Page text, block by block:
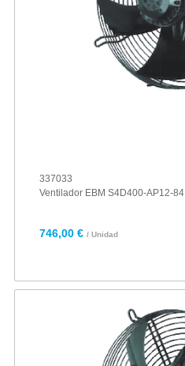
337033
Ventilador EBM S4D400-AP12-84
746,00 € / Unidad